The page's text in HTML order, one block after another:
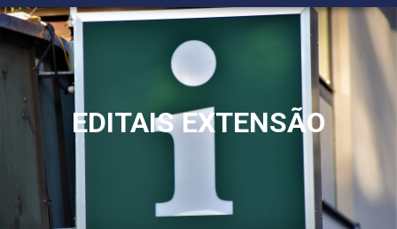
EDITAIS EXTENSÃO